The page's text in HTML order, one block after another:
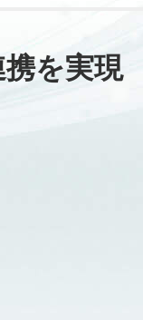
を実現